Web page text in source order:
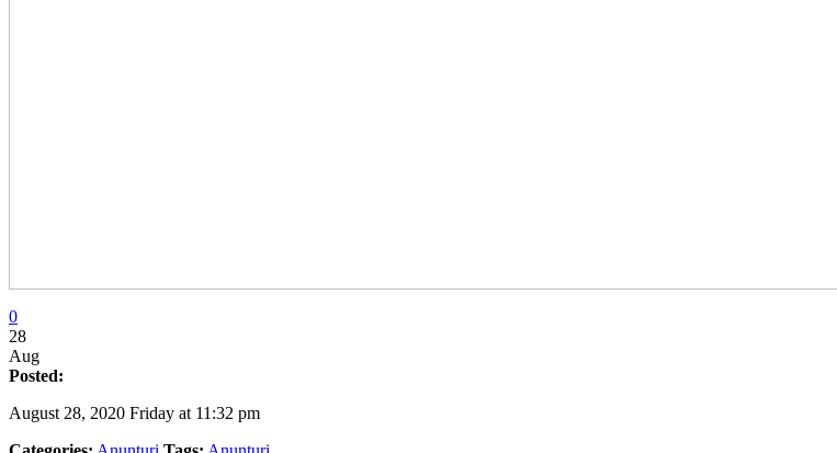
0
28
Aug
Posted:
August 28, 2020 Friday at 11:32 pm